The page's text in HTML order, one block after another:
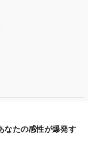
なたの感性が爆発す